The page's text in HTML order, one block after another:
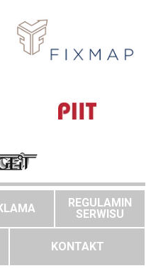
REGULAMIN
SERWISU
KONTAKT